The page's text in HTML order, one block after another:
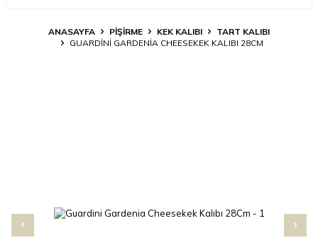
ANASAYFA PİŞİRME KEK KALIBI
TART KALIBI
GUARDINI GARDENIA CHEESEKEK KALIBI 28CM